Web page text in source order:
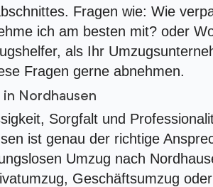
Fragen wie: Wie
ich am besten mit? oder
als Ihr
Fragen gerne abnehmen.
in Nordhausen
Sorgfalt und
ist genau der richtige
Umzug nach
Geschäftsumzug